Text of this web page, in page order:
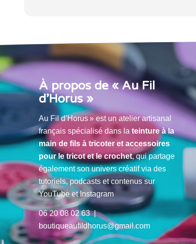
À propos de « Au Fil
d’Horus »
Au Fil d’Horus » est un atelier artisanal
français spécialisé dans la teinture à la
main de fils à tricoter et accessoires
pour le tricot et le crochet, qui partage
également son univers créatif via des
tutoriels, podcasts et contenus sur
YouTube et Instagram
06 20 08 02 63 |
boutiqueaufildhorus@gmail.com